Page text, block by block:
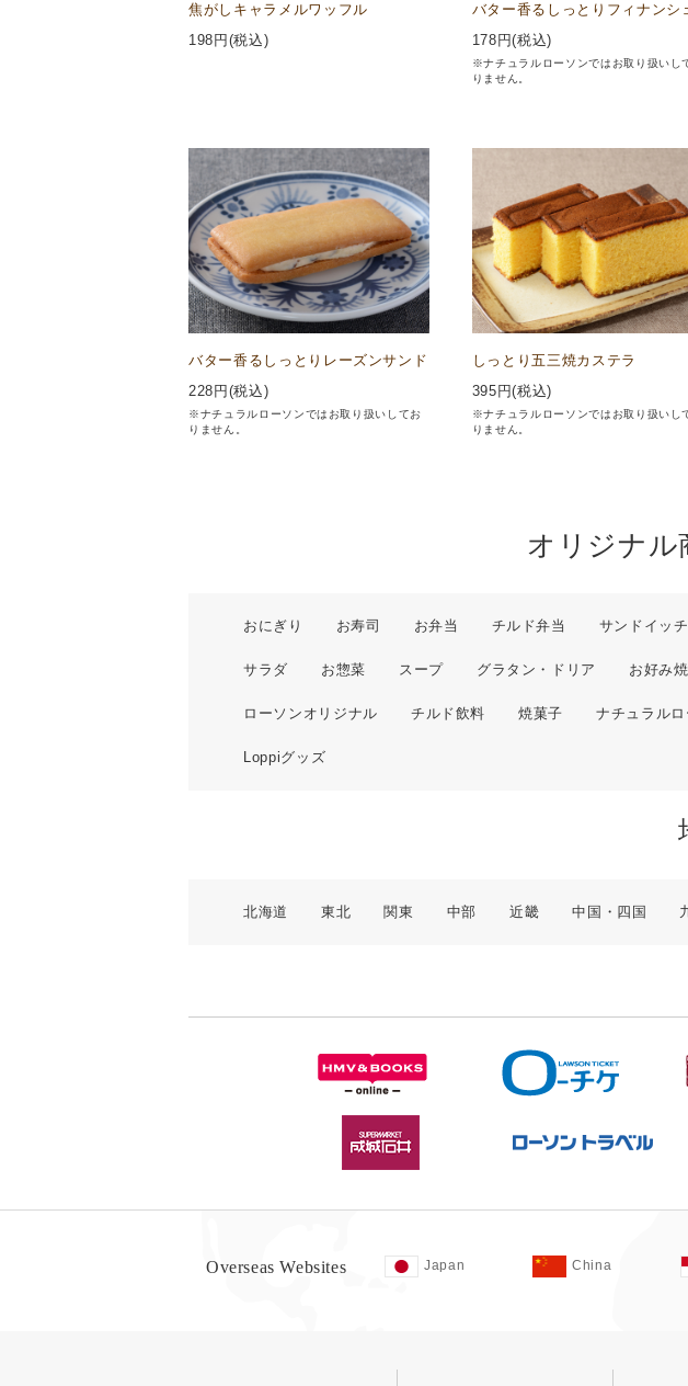
焦がしキャラメルワッフル
198 円(税込)
バター香るしっとりフィナンシ
178 円(税込)
※ナチュラルローソンではお取り扱いし
りません。
バター香るしっとりレーズンサンド
228 円(税込)
※ナチュラルローソンではお取り扱いしてお
りません。
しっとり五三焼カステラ
395 円(税込)
※ナチュラルローソンではお取り扱いし
りません。
オリジナ
おにぎり お寿司 お弁当 チルド弁当 サンドイッ
サラダ お惣菜 スープ グラタン・ドリア お好み
ローソンオリジナル チルド飲料 焼菓子 ナチュラル
Loppiグッズ
北海道 東北 関東 中部 近畿 中国・四国
Overseas Websites Japan China